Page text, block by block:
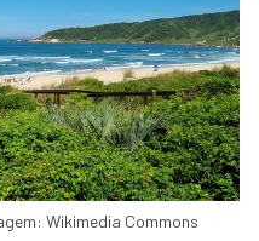
Wikimedia Commons